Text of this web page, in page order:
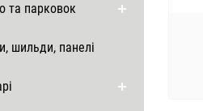
та парковок
шильди, панелі